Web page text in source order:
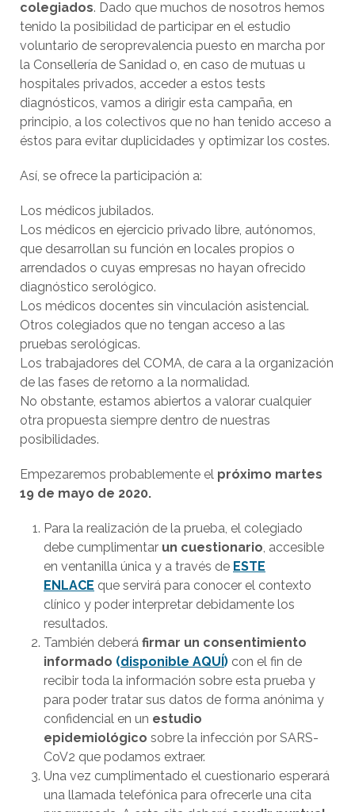
colegiados. Dado que muchos de nosotros hemos
tenido la posibilidad de participar en el estudio
voluntario de seroprevalencia puesto en marcha por
la Consellería de Sanidad o, en caso de mutuas u
hospitales privados, acceder a estos tests
diagnósticos, vamos a dirigir esta campaña, en
principio, a los colectivos que no han tenido acceso a
éstos para evitar duplicidades y optimizar los costes.
Así, se ofrece la participación a:
Los médicos jubilados.
Los médicos en ejercicio privado libre, autónomos,
que desarrollan su función en locales propios o
arrendados o cuyas empresas no hayan ofrecido
diagnóstico serológico.
Los médicos docentes sin vinculación asistencial.
Otros colegiados que no tengan acceso a las
pruebas serológicas.
Los trabajadores del COMA, de cara a la organización
de las fases de retorno a la normalidad.
No obstante, estamos abiertos a valorar cualquier
otra propuesta siempre dentro de nuestras
posibilidades.
Empezaremos probablemente el próximo martes
19 de mayo de 2020.
Para la realización de la prueba, el colegiado
debe cumplimentar un cuestionario, accesible
en ventanilla única y a través de ESTE
ENLACE que servirá para conocer el contexto
clínico y poder interpretar debidamente los
resultados.
También deberá firmar un consentimiento
informado (disponible AQUÍ) con el fin de
recibir toda la información sobre esta prueba y
para poder tratar sus datos de forma anónima y
confidencial en un estudio
epidemiológico sobre la infección por SARS-
CoV2 que podamos extraer.
Una vez cumplimentado el cuestionario esperará
una llamada telefónica para ofrecerle una cita